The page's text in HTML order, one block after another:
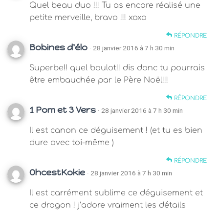
Quel beau duo !!! Tu as encore réalisé une
petite merveille, bravo !!! xoxo
RÉPONDRE
Bobines d'élo · 28 janvier 2016 à 7 h 30 min
Superbe!! quel boulot!! dis donc tu pourrais
être embauchée par le Père Noël!!!
RÉPONDRE
1 Pom et 3 Vers · 28 janvier 2016 à 7 h 30 min
Il est canon ce déguisement ! (et tu es bien
dure avec toi-même )
RÉPONDRE
OhcestKokie · 28 janvier 2016 à 7 h 30 min
Il est carrément sublime ce déguisement et
ce dragon ! j’adore vraiment les détails